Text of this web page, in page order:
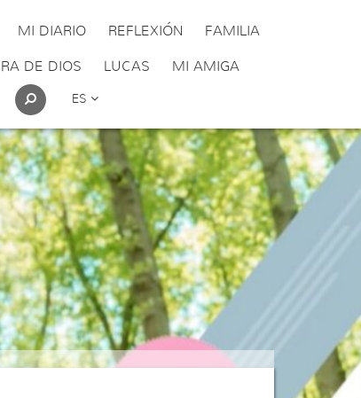
MI DIARIO REFLEXIÓN FAMILIA
DE DIOS LUCAS MI AMIGA
ES